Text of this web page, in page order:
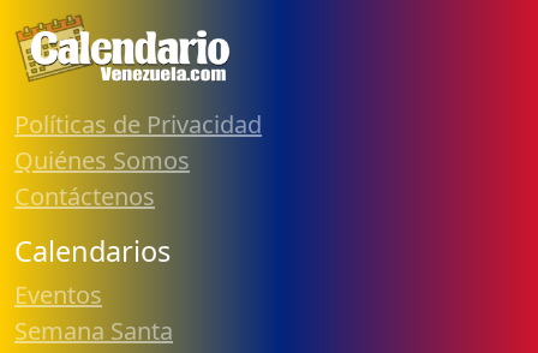
Políticas de Privacidad
Quiénes Somos
Contáctenos
Calendarios
Eventos
Semana Santa